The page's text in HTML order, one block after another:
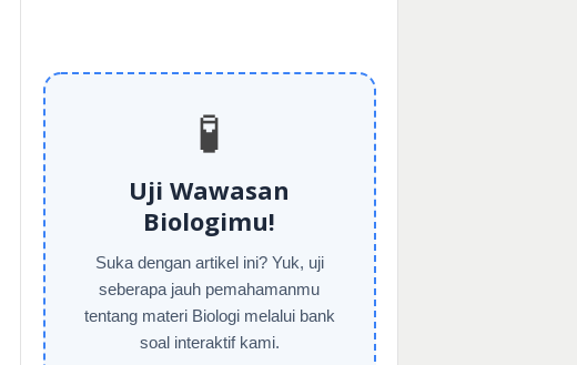
🧪
Uji Wawasan
Biologimu!
Suka dengan artikel ini? Yuk, uji
seberapa jauh pemahamanmu
tentang materi Biologi melalui bank
soal interaktif kami.